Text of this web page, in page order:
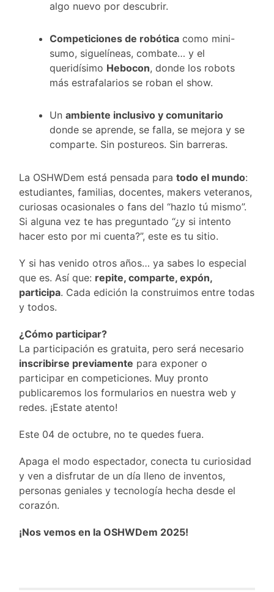
algo nuevo por descubrir.
Competiciones de robótica como mini-
sumo, siguelíneas, combate… y el
queridísimo Hebocon, donde los robots
más estrafalarios se roban el show.
Unambiente inclusivo y comunitario
donde se aprende, se falla, se mejora y se
comparte. Sin postureos. Sin barreras.
La OSHWDem está pensada paratodo el mundo:
estudiantes, familias, docentes, makers veteranos,
curiosas ocasionales o fans del “hazlo tú mismo”.
Si alguna vez te has preguntado “¿y si intento
hacer esto por mi cuenta?”, este es tu sitio.
Y si has venido otros años… ya sabes lo especial
que es. Así que: repite, comparte, expón,
participa. Cada edición la construimos entre todas
y todos.
¿Cómo participar?
La participación es gratuita, pero será necesario
inscribirse previamente para exponer o
participar en competiciones. Muy pronto
publicaremos los formularios en nuestra web y
redes. ¡Estate atento!
Este 04 de octubre, no te quedes fuera.
Apaga el modo espectador, conecta tu curiosidad
y ven a disfrutar de un día lleno de inventos,
personas geniales y tecnología hecha desde el
corazón.
¡Nos vemos en la OSHWDem 2025!